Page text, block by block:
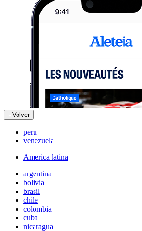
Volver
peru
venezuela
America latina
argentina
bolivia
brasil
chile
colombia
cuba
nicaragua